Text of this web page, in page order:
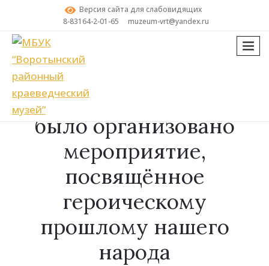
Версия сайта для слабовидящих
8-83164-2-01-65
muzeum-vrt@yandex.ru
Поиск
Для студентов ИТСиТ
было организовано
мероприятие,
посвящённое
героическому
прошлому нашего
народа